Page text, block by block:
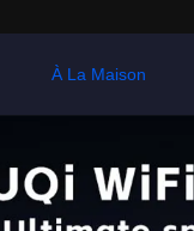
À La Maison